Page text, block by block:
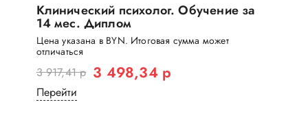
Клинический психолог. Обучение за
14 мес. Диплом
Цена указана в BYN. Итоговая сумма может
отличаться
3 917,41 р 3 498,34 р
Перейти